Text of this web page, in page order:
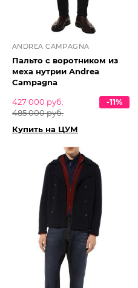
ANDREA CAMPAGNA
Пальто с воротником из
меха нутрии Andrea
Campagna
427 000 руб.
485 000 руб.
-11%
Купить на ЦУМ